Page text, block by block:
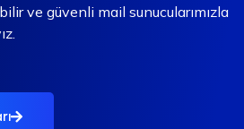
ve güvenli mail sunucularımızla